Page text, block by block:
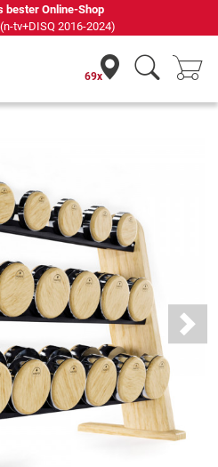
Ihr Experte für Heimfitness
69x
Next